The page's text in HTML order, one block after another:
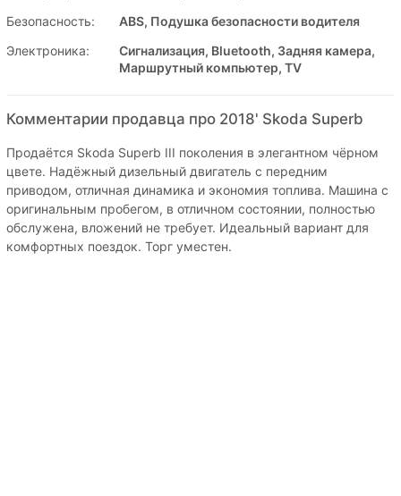
Безопасность:
ABS, Подушка безопасности водителя
Электроника:
Сигнализация, Bluetooth, Задняя камера,
Маршрутный компьютер, TV
Комментарии продавца про 2018' Skoda Superb
Продаётся Skoda Superb III поколения в элегантном чёрном
цвете. Надёжный дизельный двигатель с передним
приводом, отличная динамика и экономия топлива. Машина с
оригинальным пробегом, в отличном состоянии, полностью
обслужена, вложений не требует. Идеальный вариант для
комфортных поездок. Торг уместен.